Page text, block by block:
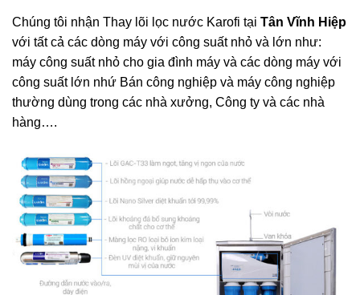
Chúng tôi nhận Thay lõi lọc nước Karofi tại Tân Vĩnh Hiệp
với tất cả các dòng máy với công suất nhỏ và lớn như:
máy công suất nhỏ cho gia đình máy và các dòng máy với
công suất lớn nhứ Bán công nghiệp và máy công nghiệp
thường dùng trong các nhà xưởng, Công ty và các nhà
hàng….